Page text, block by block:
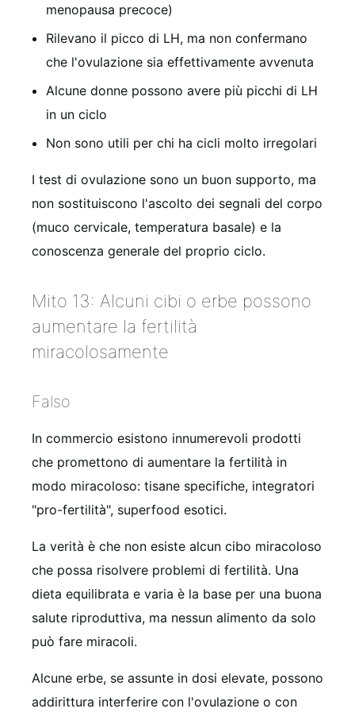
menopausa precoce)
Rilevano il picco di LH, ma non confermano
che l'ovulazione sia effettivamente avvenuta
Alcune donne possono avere più picchi di LH
in un ciclo
Non sono utili per chi ha cicli molto irregolari
I test di ovulazione sono un buon supporto, ma
non sostituiscono l'ascolto dei segnali del corpo
(muco cervicale, temperatura basale) e la
conoscenza generale del proprio ciclo.
Mito 13: Alcuni cibi o erbe possono
aumentare la fertilità
miracolosamente
Falso
In commercio esistono innumerevoli prodotti
che promettono di aumentare la fertilità in
modo miracoloso: tisane specifiche, integratori
"pro-fertilità", superfood esotici.
La verità è che non esiste alcun cibo miracoloso
che possa risolvere problemi di fertilità. Una
dieta equilibrata e varia è la base per una buona
salute riproduttiva, ma nessun alimento da solo
può fare miracoli.
Alcune erbe, se assunte in dosi elevate, possono
addirittura interferire con l'ovulazione o con